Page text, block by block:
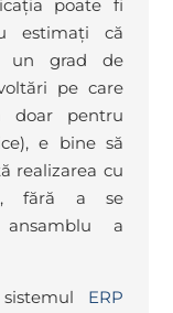
poate fi
estimați că
un grad de
pe care
doar pentru
e bine să
realizarea cu
fără a se
a
ERP